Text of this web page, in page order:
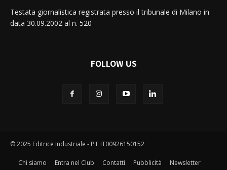
Testata giornalistica registrata presso il tribunale di Milano in
data 30.09.2002 al n. 520
FOLLOW US
© 2025 Editrice Industriale - P.I. IT00926150152
Chi siamo Entra nel Club Contatti Pubblicità
Newsletter